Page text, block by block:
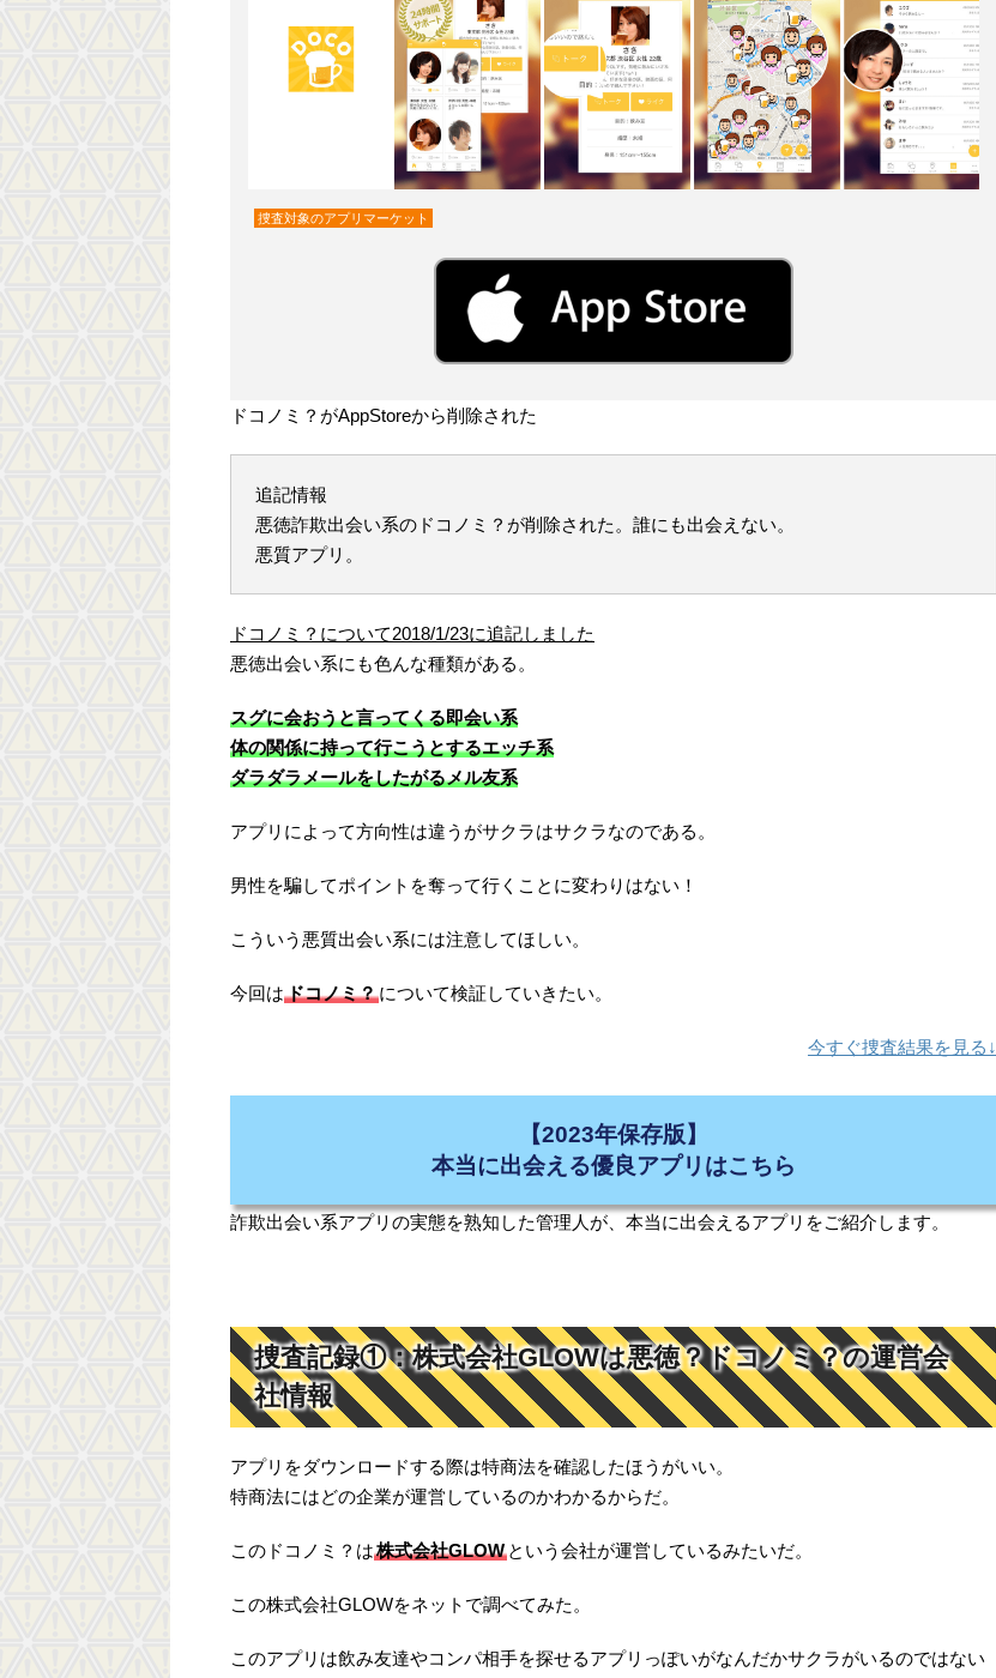
捜査対象のアプリマーケット
ドコノミ？がAppStoreから削除された
追記情報
悪徳詐欺出会い系のドコノミ？が削除された。誰にも出会えない。
悪質アプリ。
ドコノミ？について2018/1/23に追記しました
悪徳出会い系にも色んな種類がある。
スグに会おうと言ってくる即会い系
体の関係に持って行こうとするエッチ系
ダラダラメールをしたがるメル友系
アプリによって方向性は違うがサクラはサクラなのである。
男性を騙してポイントを奪って行くことに変わりはない！
こういう悪質出会い系には注意してほしい。
今回はドコノミ？について検証していきたい。
今すぐ捜査結果を見る↓
【2023年保存版】
本当に出会える優良アプリはこちら
詐欺出会い系アプリの実態を熟知した管理人が、本当に出会えるアプリをご紹介します。
捜査記録①：株式会社GLOWは悪徳？ドコノミ？の運営会
社情報
アプリをダウンロードする際は特商法を確認したほうがいい。
特商法にはどの企業が運営しているのかわかるからだ。
このドコノミ？は株式会社GLOW という会社が運営しているみたいだ。
この株式会社GLOWをネットで調べてみた。
このアプリは飲み友達やコンパ相手を探せるアプリっぽいがなんだかサクラがいるのではない